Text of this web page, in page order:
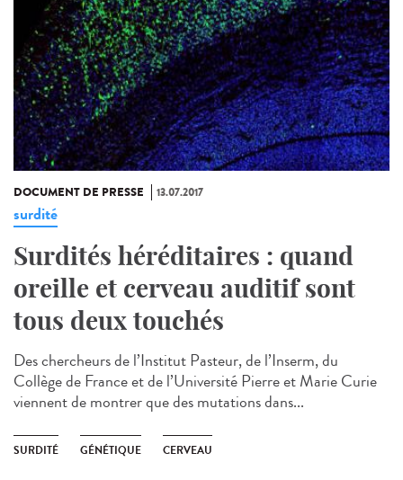
DOCUMENT DE PRESSE 13.07.2017
surdité
Surdités héréditaires : quand
oreille et cerveau auditif sont
tous deux touchés
Des chercheurs de l’Institut Pasteur, de l’Inserm, du
Collège de France et de l’Université Pierre et Marie Curie
viennent de montrer que des mutations dans...
SURDITÉ GÉNÉTIQUE CERVEAU